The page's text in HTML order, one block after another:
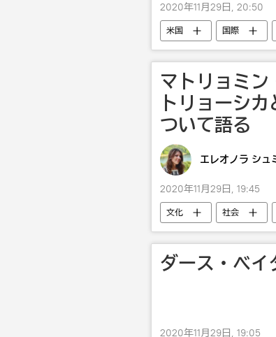
2020年11月29日, 20:50
米国 国際
大統領選挙
マトリョミ
トリョーシ
ついて語る
エレオノラ シュ
2020年11月29日, 19:45
文化 社会
ダース・ベ
2020年11月29日, 19:05